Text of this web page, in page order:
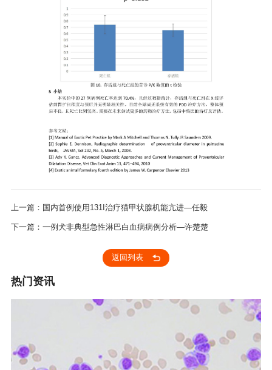
上一篇：国内首例使用131I治疗猫甲状腺机能亢进—任毅
下一篇：一例犬非典型急性淋巴白血病病例分析—许楚楚
返回列表
热门资讯